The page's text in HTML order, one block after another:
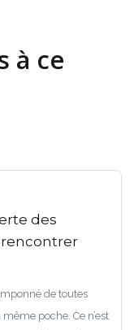
à ce
des
rencontrer
de toutes
poche. Ce n’est